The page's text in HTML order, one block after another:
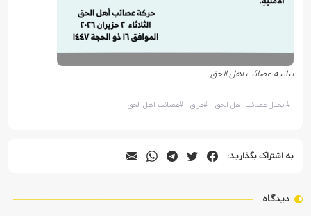
بیانیه عصائب اهل الحق
#انحلال عصائب اهل الحق #عراق #عصائب اهل الحق
به اشتراک بگذارید:
دیدگاه